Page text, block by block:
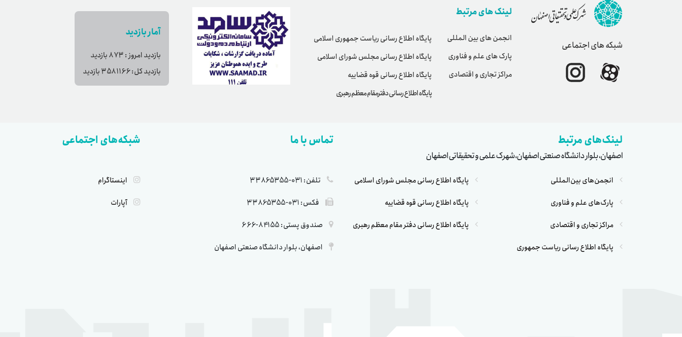
شبکه های اجتماعی
لینک های مرتبط
انجمن های بین المللی
پارک های علم و فناوری
مراکز تجاری و اقتصادی
پایگاه اطلاع رسانی ریاست جمهوری اسلامی
پایگاه اطلاع رسانی مجلس شورای اسلامی
پایگاه اطلاع رسانی قوه قضاییه
پایگاه اطلاع رسانی دفترمقام معظم رهبری
آمار بازدید
بازدید امروز :873بازدید
بازدید کل:3581166بازدید
لینک‌های مرتبط تماس با ما شبکه‌های اجتماعی
اصفهان، بلوار دانشگاه صنعتی اصفهان، شهرک علمی و تحقیقاتی اصفهان
انجمن‌های بین‌المللی
پارک‌های علم و فناوری
مراکز تجاری و اقتصادی
پایگاه اطلاع رسانی ریاست جمهوری
پایگاه اطلاع رسانی مجلس شورای اسلامی
پایگاه اطلاع رسانی قوه قضاییه
پایگاه اطلاع رسانی دفتر مقام معظم رهبری
تلفن: 031-33865355
فکس: 031-33865355
صندوق پستی: 84155-666
اصفهان، بلوار دانشگاه صنعتی اصفهان
اینستاگرام
آپارات